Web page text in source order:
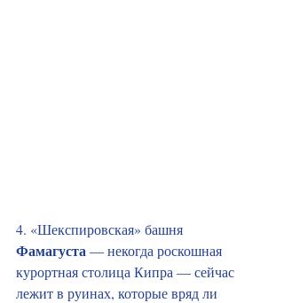
4. «Шекспировская» башня
Фамагуста — некогда роскошная
курортная столица Кипра — сейчас
лежит в руинах, которые вряд ли